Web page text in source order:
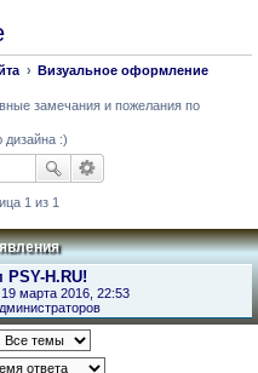
Визуальное оформление
замечания и пожелания по
:)
1 из 1
H.RU!
марта 2016, 22:53